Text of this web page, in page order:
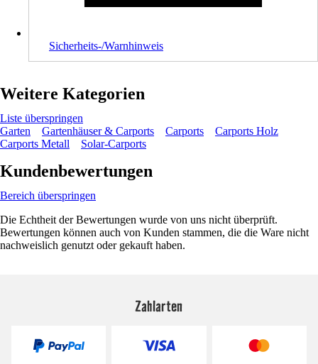
Sicherheits-/Warnhinweis
Weitere Kategorien
Liste überspringen
Garten
Gartenhäuser & Carports Carports
Carports Holz
Carports Metall
Solar-Carports
Kundenbewertungen
Bereich überspringen
Die Echtheit der Bewertungen wurde von uns nicht überprüft.
Bewertungen können auch von Kunden stammen, die die Ware nicht
nachweislich genutzt oder gekauft haben.
Zahlarten